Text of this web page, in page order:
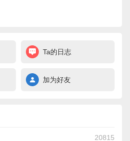
Ta的日志
加为好友
20815